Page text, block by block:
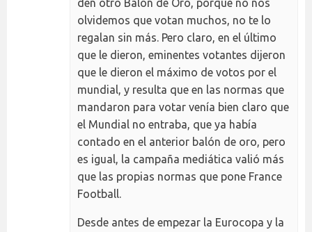
den otro Balón de Oro, porque no nos
olvidemos que votan muchos, no te lo
regalan sin más. Pero claro, en el último
que le dieron, eminentes votantes dijeron
que le dieron el máximo de votos por el
mundial, y resulta que en las normas que
mandaron para votar venía bien claro que
el Mundial no entraba, que ya había
contado en el anterior balón de oro, pero
es igual, la campaña mediática valió más
que las propias normas que pone France
Football.
Desde antes de empezar la Eurocopa y la